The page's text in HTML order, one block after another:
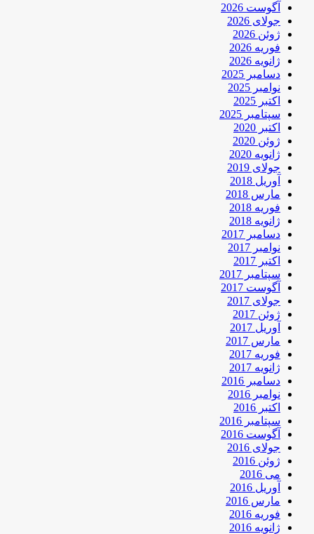
آگوست 2026
جولای 2026
ژوئن 2026
فوریه 2026
ژانویه 2026
دسامبر 2025
نوامبر 2025
اکتبر 2025
سپتامبر 2025
اکتبر 2020
ژوئن 2020
ژانویه 2020
جولای 2019
آوریل 2018
مارس 2018
فوریه 2018
ژانویه 2018
دسامبر 2017
نوامبر 2017
اکتبر 2017
سپتامبر 2017
آگوست 2017
جولای 2017
ژوئن 2017
آوریل 2017
مارس 2017
فوریه 2017
ژانویه 2017
دسامبر 2016
نوامبر 2016
اکتبر 2016
سپتامبر 2016
آگوست 2016
جولای 2016
ژوئن 2016
می 2016
آوریل 2016
مارس 2016
فوریه 2016
ژانویه 2016